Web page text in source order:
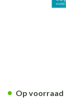
Op voorraad